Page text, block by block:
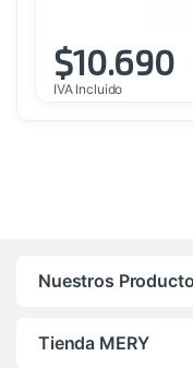
$10.690
IVA Incluido
Nuestros
Tienda MERY